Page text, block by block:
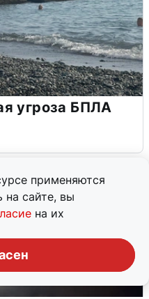
применяются
на сайте, вы
на их
угроза БПЛА